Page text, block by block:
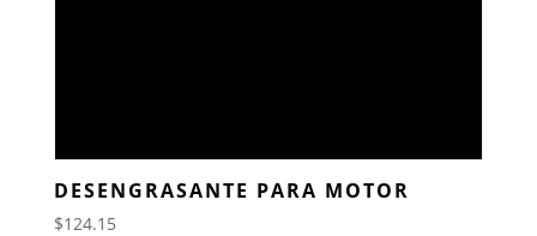
DESENGRASANTE PARA MOTOR
$124.15